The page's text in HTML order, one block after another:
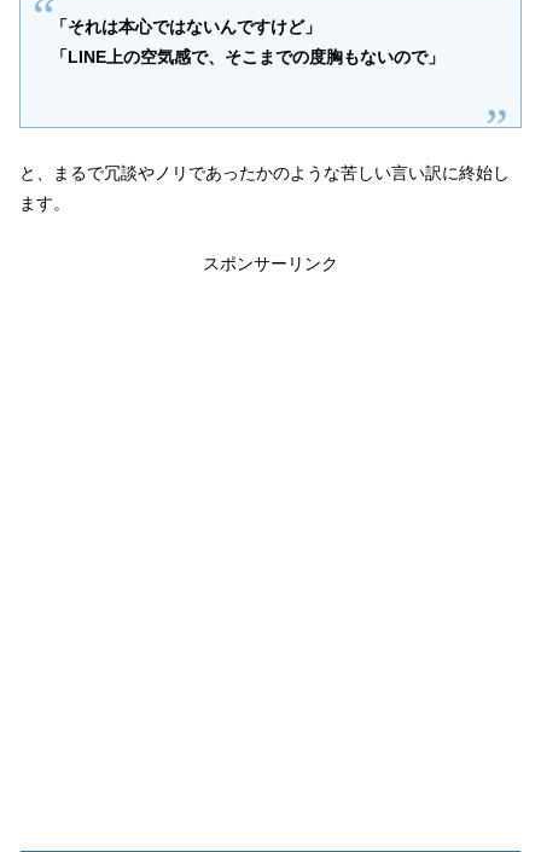
「それは本心ではないんですけど」
「LINE上の空気感で、そこまでの度胸もないので」
と、まるで冗談やノリであったかのような苦しい言い訳に終始し
ます。
スポンサーリンク